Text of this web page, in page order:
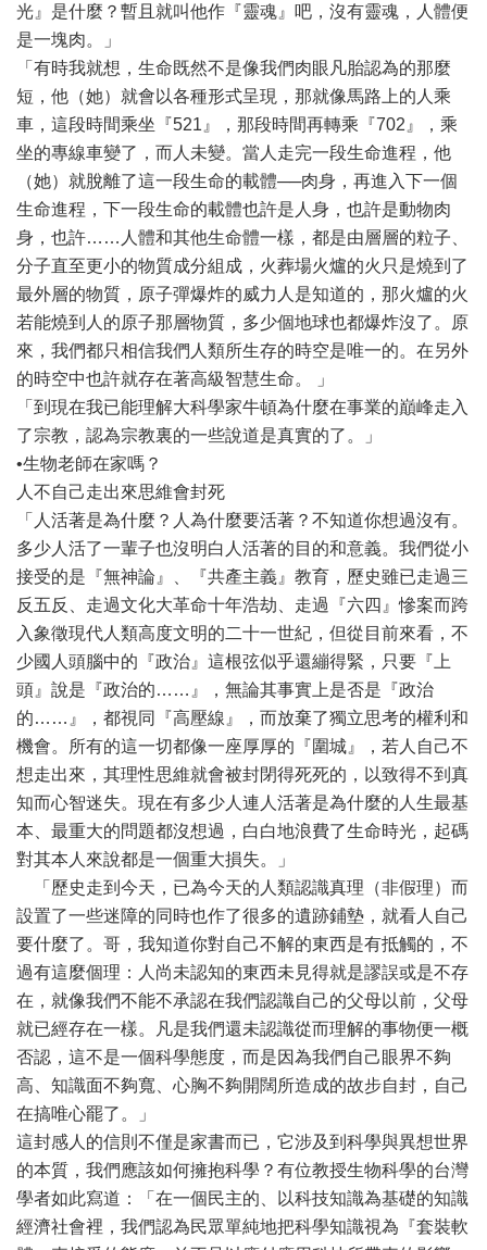
光』是什麼？暫且就叫他作『靈魂』吧，沒有靈魂，人體便
是一塊肉。」
「有時我就想，生命既然不是像我們肉眼凡胎認為的那麼
短，他（她）就會以各種形式呈現，那就像馬路上的人乘
車，這段時間乘坐『521』，那段時間再轉乘『702』，乘
坐的專線車變了，而人未變。當人走完一段生命進程，他
（她）就脫離了這一段生命的載體──肉身，再進入下一個
生命進程，下一段生命的載體也許是人身，也許是動物肉
身，也許……人體和其他生命體一樣，都是由層層的粒子、
分子直至更小的物質成分組成，火葬場火爐的火只是燒到了
最外層的物質，原子彈爆炸的威力人是知道的，那火爐的火
若能燒到人的原子那層物質，多少個地球也都爆炸沒了。原
來，我們都只相信我們人類所生存的時空是唯一的。在另外
的時空中也許就存在著高級智慧生命。 」
「到現在我已能理解大科學家牛頓為什麼在事業的巔峰走入
了宗教，認為宗教裏的一些說道是真實的了。」
•生物老師在家嗎？
人不自己走出來思維會封死
「人活著是為什麼？人為什麼要活著？不知道你想過沒有。
多少人活了一輩子也沒明白人活著的目的和意義。我們從小
接受的是『無神論』、『共產主義』教育，歷史雖已走過三
反五反、走過文化大革命十年浩劫、走過『六四』慘案而跨
入象徵現代人類高度文明的二十一世紀，但從目前來看，不
少國人頭腦中的『政治』這根弦似乎還繃得緊，只要『上
頭』說是『政治的……』，無論其事實上是否是『政治
的……』，都視同『高壓線』，而放棄了獨立思考的權利和
機會。所有的這一切都像一座厚厚的『圍城』，若人自己不
想走出來，其理性思維就會被封閉得死死的，以致得不到真
知而心智迷失。現在有多少人連人活著是為什麼的人生最基
本、最重大的問題都沒想過，白白地浪費了生命時光，起碼
對其本人來說都是一個重大損失。」
「歷史走到今天，已為今天的人類認識真理（非假理）而
設置了一些迷障的同時也作了很多的遺跡鋪墊，就看人自己
要什麼了。哥，我知道你對自己不解的東西是有抵觸的，不
過有這麼個理：人尚未認知的東西未見得就是謬誤或是不存
在，就像我們不能不承認在我們認識自己的父母以前，父母
就已經存在一樣。凡是我們還未認識從而理解的事物便一概
否認，這不是一個科學態度，而是因為我們自己眼界不夠
高、知識面不夠寬、心胸不夠開闊所造成的故步自封，自己
在搞唯心罷了。」
這封感人的信則不僅是家書而已，它涉及到科學與異想世界
的本質，我們應該如何擁抱科學？有位教授生物科學的台灣
學者如此寫道：「在一個民主的、以科技知識為基礎的知識
經濟社會裡，我們認為民眾單純地把科學知識視為『套裝軟